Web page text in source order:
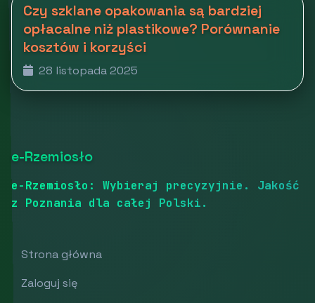
Czy szklane opakowania są bardziej
opłacalne niż plastikowe? Porównanie
kosztów i korzyści
28 listopada 2025
e-Rzemiosło
e-Rzemiosło: Wybieraj precyzyjnie. Jakość
z Poznania dla całej Polski.
Strona główna
Zaloguj się